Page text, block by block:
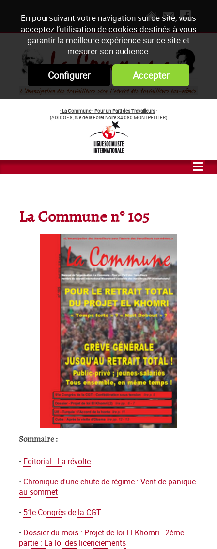
En poursuivant votre navigation sur ce site, vous
acceptez l’utilisation de cookies destinés à vous
garantir la meilleure expérience sur ce site et
mesurer son audience.
Configurer Accepter
- La Commune - Pour un Parti des Travailleurs-
(ADIDO - 8, rue de la Forêt Noire 34 080 MONTPELLIER)
La Commune n° 105
Sommaire :
• Editorial : La révolte
• Chronique d'une chute de régime : Vent de panique
au sommet
• 51e Congrès de la CGT
• Dossier du mois : Projet de loi El Khomri - 2ème
partie : La loi des licenciements